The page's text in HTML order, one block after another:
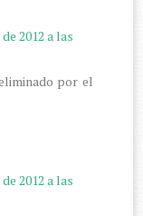
2012 a las
por el
2012 a las